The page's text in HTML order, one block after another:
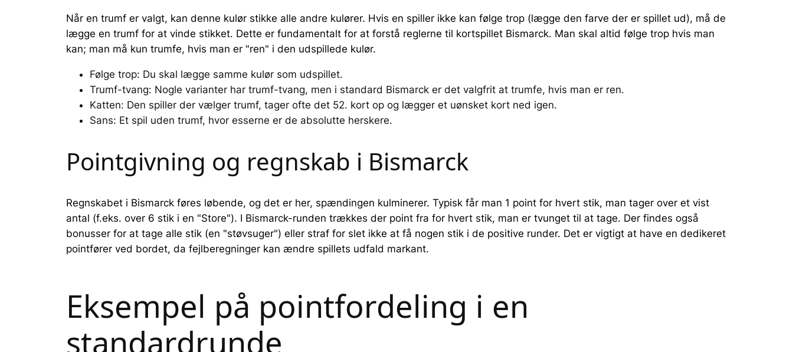
Når en trumf er valgt, kan denne kulør stikke alle andre kulører. Hvis en spiller ikke kan følge trop (lægge den farve der er spillet ud), må de
lægge en trumf for at vinde stikket. Dette er fundamentalt for at forstå reglerne til kortspillet Bismarck. Man skal altid følge trop hvis man
kan; man må kun trumfe, hvis man er "ren" i den udspillede kulør.
Følge trop: Du skal lægge samme kulør som udspillet.
Trumf-tvang: Nogle varianter har trumf-tvang, men i standard Bismarck er det valgfrit at trumfe, hvis man er ren.
Katten: Den spiller der vælger trumf, tager ofte det 52. kort op og lægger et uønsket kort ned igen.
Sans: Et spil uden trumf, hvor esserne er de absolutte herskere.
Pointgivning og regnskab i Bismarck
Regnskabet i Bismarck føres løbende, og det er her, spændingen kulminerer. Typisk får man 1 point for hvert stik, man tager over et vist
antal (f.eks. over 6 stik i en "Store"). I Bismarck-runden trækkes der point fra for hvert stik, man er tvunget til at tage. Der findes også
bonusser for at tage alle stik (en "støvsuger") eller straf for slet ikke at få nogen stik i de positive runder. Det er vigtigt at have en dedikeret
pointfører ved bordet, da fejlberegninger kan ændre spillets udfald markant.
Eksempel på pointfordeling i en
standardrunde